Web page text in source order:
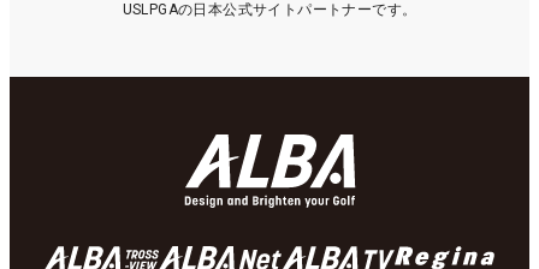
USLPGAの日本公式サイトパートナーです。